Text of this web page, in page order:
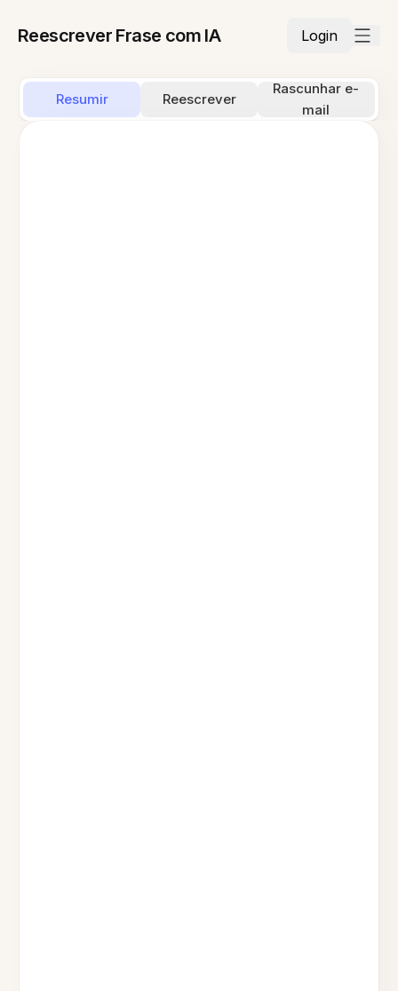
Reescrever Frase com IA Login
Resumir Reescrever
Rascunhar e-
mail